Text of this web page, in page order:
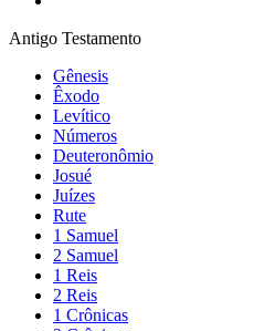
Antigo Testamento
Gênesis
Êxodo
Levítico
Números
Deuteronômio
Josué
Juízes
Rute
1 Samuel
2 Samuel
1 Reis
2 Reis
1 Crônicas